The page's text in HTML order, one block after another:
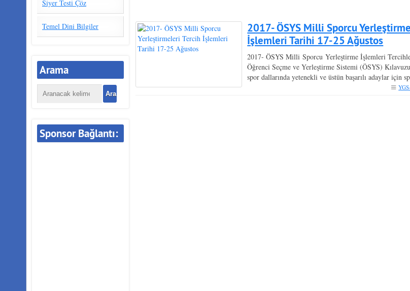
Siyer Testi Çöz
Temel Dini Bilgiler
Arama
Sponsor Bağlantı:
2017- ÖSYS Milli Sporcu
İşlemleri Tarihi 17-25 Ağustos
2017- ÖSYS Milli Sporcu Yerleştirme İşlemleri
Öğrenci Seçme ve Yerleştirme Sistemi (ÖSYS)
spor dallarında yetenekli ve üstün başarılı adaylar için